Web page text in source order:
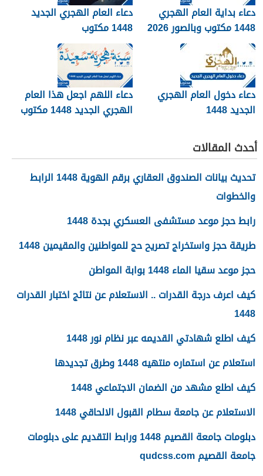
دعاء بداية العام الهجري
1448 مكتوب وبالصور 2026
دعاء العام الهجري الجديد
1448 مكتوب
دعاء دخول العام الهجري
الجديد 1448
دعاء اللهم اجعل هذا العام
الهجري الجديد 1448 مكتوب
أحدث المقالات
تحديث بيانات الصندوق العقاري برقم الهوية 1448 الرابط
والخطوات
رابط حجز موعد مستشفى العسكري بجدة 1448
طريقة حجز واستخراج تصريح حج للمواطنين والمقيمين 1448
حجز موعد سقيا الماء 1448 بوابة المواطن
كيف اعرف درجة القدرات .. الاستعلام عن نتائج اختبار القدرات
1448
كيف اطلع شهادتي القديمه عبر نظام نور 1448
استعلام عن استماره منتهيه 1448 وطرق تجديدها
كيف اطلع مشهد من الضمان الاجتماعي 1448
الاستعلام عن جامعة سطام القبول الالحاقي 1448
دبلومات جامعة القصيم 1448 ورابط التقديم على دبلومات
جامعة القصيم qudcss.com